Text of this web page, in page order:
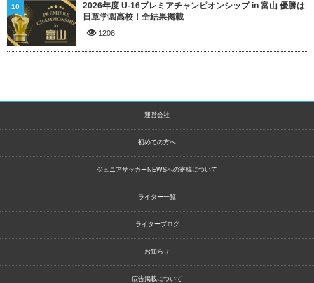
2026年度 U-16プレミアチャンピオンシップ in 富山 優勝は
日章学園高校！全結果掲載
1206
10
運営会社
初めての方へ
ジュニアサッカーNEWSへの寄稿について
ライター一覧
ライターブログ
お知らせ
広告掲載について